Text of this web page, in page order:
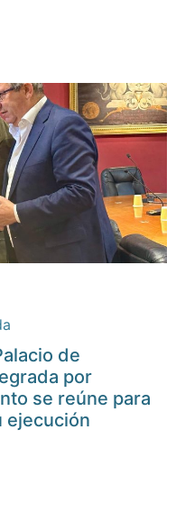
de
por
se reúne para
ejecución